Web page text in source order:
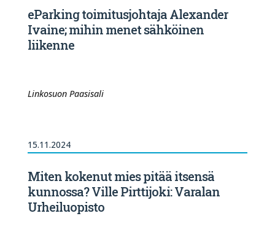
eParking toimitusjohtaja Alexander
Ivaine; mihin menet sähköinen
liikenne
Linkosuon Paasisali
15.11.2024
Miten kokenut mies pitää itsensä
kunnossa? Ville Pirttijoki: Varalan
Urheiluopisto